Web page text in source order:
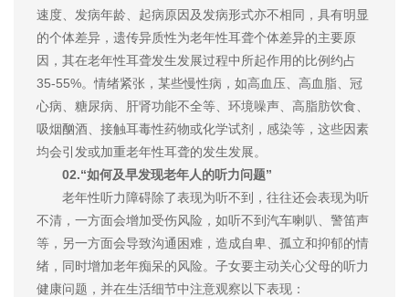
速度、发病年龄、起病原因及发病形式亦不相同，具有明显
的个体差异，遗传异质性为老年性耳聋个体差异的主要原
因，其在老年性耳聋发生发展过程中所起作用的比例约占
35-55%。情绪紧张，某些慢性病，如高血压、高血脂、冠
心病、糖尿病、肝肾功能不全等、环境噪声、高脂肪饮食、
吸烟酗酒、接触耳毒性药物或化学试剂，感染等，这些因素
均会引发或加重老年性耳聋的发生发展。
02.“如何及早发现老年人的听力问题”
老年性听力障碍除了表现为听不到，往往还会表现为听
不清，一方面会增加受伤风险，如听不到汽车喇叭、警笛声
等，另一方面会导致沟通困难，造成自卑、孤立和抑郁的情
绪，同时增加老年痴呆的风险。子女要主动关心父母的听力
健康问题，并在生活细节中注意观察以下表现：